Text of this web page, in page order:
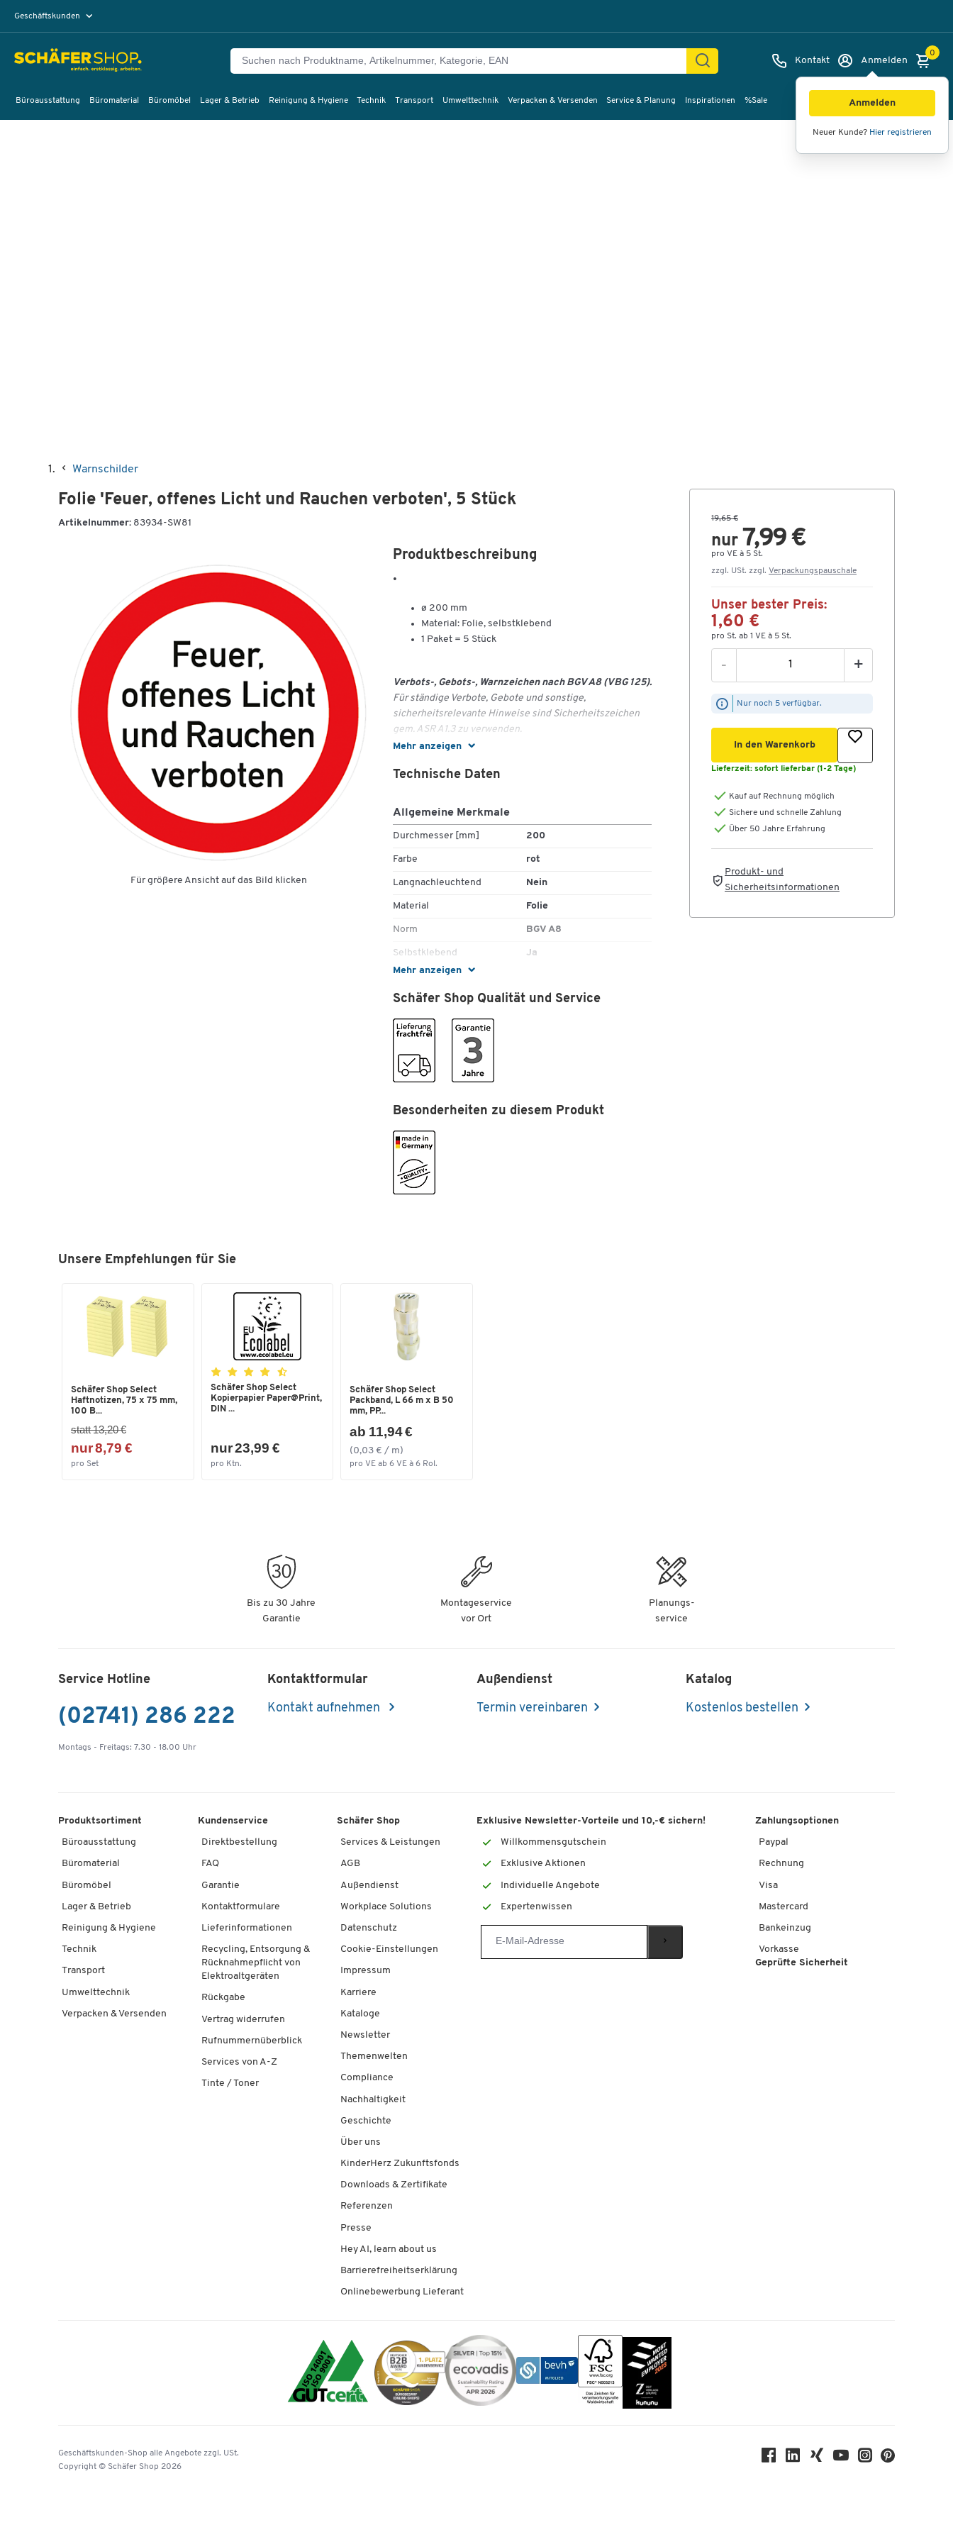
Geschäftskunden
Kontakt Anmelden
Anmelden
Neuer Kunde? Hier registrieren
0
Büroausstattung Büromaterial Büromöbel Lager & Betrieb Reinigung & Hygiene Technik Transport Umwelttechnik Verpacken & Versenden Service & Planung Inspirationen %Sale
Warnschilder
Folie 'Feuer, offenes Licht und Rauchen verboten', 5 Stück
Artikelnummer: 83934-SW81
Für größere Ansicht auf das Bild klicken
Mehr anzeigen
Produktbeschreibung
•
ø 200 mm
Material: Folie, selbstklebend
1 Paket = 5 Stück
Verbots-, Gebots-, Warnzeichen nach BGV A8 (VBG 125).
Für ständige Verbote, Gebote und sonstige,
sicherheitsrelevante Hinweise sind Sicherheitszeichen
gem. ASR A1.3 zu verwenden.
Mehr anzeigen
Technische Daten
Allgemeine Merkmale
Durchmesser [mm] 200
Farbe rot
Langnachleuchtend Nein
Material Folie
Norm BGV A8
Selbstklebend Ja
Schäfer Shop Qualität und Service
Besonderheiten zu diesem Produkt
19,65 €
nur 7,99 €
pro VE à 5 St.
zzgl. USt. zzgl. Verpackungspauschale
Unser bester Preis:
1,60 €
pro St. ab 1 VE à 5 St.
- +
Nur noch 5 verfügbar.
In den Warenkorb
Lieferzeit: sofort lieferbar (1-2 Tage)
Kauf auf Rechnung möglich
Sichere und schnelle Zahlung
Über 50 Jahre Erfahrung
Produkt- und
Sicherheitsinformationen
Unsere Empfehlungen für Sie
Schäfer Shop Select
Haftnotizen, 75 x 75 mm,
100 B...
statt 13,20 €
nur 8,79 €
pro Set
Schäfer Shop Select
Kopierpapier Paper@Print,
DIN ...
nur 23,99 €
pro Ktn.
Schäfer Shop Select
Packband, L 66 m x B 50
mm, PP...
ab 11,94 €
(0,03 € / m)
pro VE ab 6 VE à 6 Rol.
Bilder Videos 360°-Ansicht
Bis zu 30 Jahre
Garantie
Montageservice
vor Ort
Planungs-
service
Service Hotline
(02741) 286 222
Montags - Freitags: 7.30 - 18.00 Uhr
Kontaktformular
Kontakt aufnehmen
Außendienst
Termin vereinbaren
Katalog
Kostenlos bestellen
Produktsortiment
Büroausstattung
Büromaterial
Büromöbel
Lager & Betrieb
Reinigung & Hygiene
Technik
Transport
Umwelttechnik
Verpacken & Versenden
Kundenservice
Direktbestellung
FAQ
Garantie
Kontaktformulare
Lieferinformationen
Recycling, Entsorgung &
Rücknahmepflicht von
Elektroaltgeräten
Rückgabe
Vertrag widerrufen
Rufnummernüberblick
Services von A-Z
Tinte / Toner
Schäfer Shop
Services & Leistungen
AGB
Außendienst
Workplace Solutions
Datenschutz
Cookie-Einstellungen
Impressum
Karriere
Kataloge
Newsletter
Themenwelten
Compliance
Nachhaltigkeit
Geschichte
Über uns
KinderHerz Zukunftsfonds
Downloads & Zertifikate
Referenzen
Presse
Hey AI, learn about us
Barrierefreiheitserklärung
Onlinebewerbung Lieferant
Exklusive Newsletter-Vorteile und 10,-€ sichern!
Willkommensgutschein
Exklusive Aktionen
Individuelle Angebote
Expertenwissen
Zahlungsoptionen
Paypal
Rechnung
Visa
Mastercard
Bankeinzug
Vorkasse
Geprüfte Sicherheit
Geschäftskunden-Shop alle Angebote zzgl. USt.
Copyright © Schäfer Shop 2026